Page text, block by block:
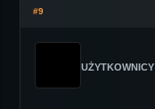
#9
UŻYTKOWNICY